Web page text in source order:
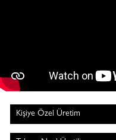
Kişiye Özel Üretim